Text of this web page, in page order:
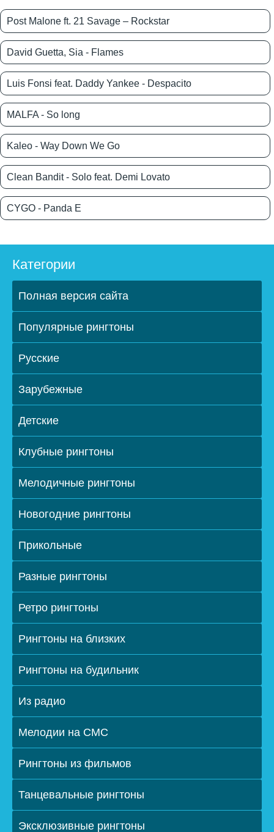
Post Malone ft. 21 Savage – Rockstar
David Guetta, Sia - Flames
Luis Fonsi feat. Daddy Yankee - Despacito
MALFA - So long
Kaleo - Way Down We Go
Clean Bandit - Solo feat. Demi Lovato
CYGO - Panda E
Категории
Полная версия сайта
Популярные рингтоны
Русские
Зарубежные
Детские
Клубные рингтоны
Мелодичные рингтоны
Новогодние рингтоны
Прикольные
Разные рингтоны
Ретро рингтоны
Рингтоны на близких
Рингтоны на будильник
Из радио
Мелодии на СМС
Рингтоны из фильмов
Танцевальные рингтоны
Эксклюзивные рингтоны